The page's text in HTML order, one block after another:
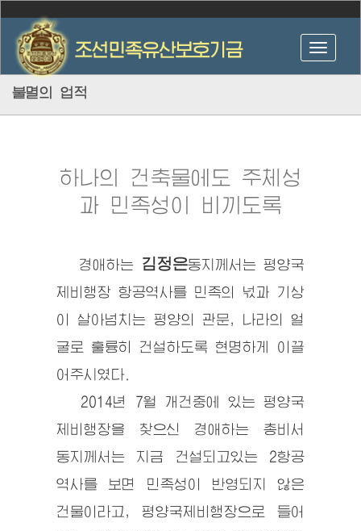
불멸의 업적
하나의 건축물에도 주체성
과 민족성이 비끼도록
경애하는 김정은동지 께서는 평양국
제비행장 항공역사를 민족의 넋과 기상
이 살아넘치는 평양의 관문, 나라의 얼
굴로 훌륭히 건설하도록 현명하게 이끌
어주시였다.
2014년 7월 개건중에 있는 평양국
제비행장을 찾으신 경애하는 총비서
동지 께서는 지금 건설되고있는 2항공
역사를 보면 민족성이 반영되지 않은
건물이라고, 평양국제비행장으로 들어